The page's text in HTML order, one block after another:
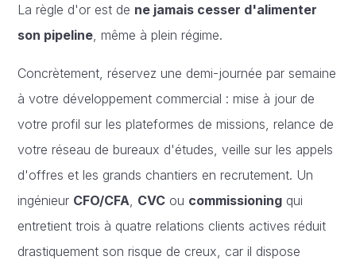
La règle d'or est de ne jamais cesser d'alimenter
son pipeline , même à plein régime.
Concrètement, réservez une demi-journée par semaine
à votre développement commercial : mise à jour de
votre profil sur les plateformes de missions, relance de
votre réseau de bureaux d'études, veille sur les appels
d'offres et les grands chantiers en recrutement. Un
ingénieur CFO/CFA CVC ou commissioning qui
entretient trois à quatre relations clients actives réduit
drastiquement son risque de creux, car il dispose